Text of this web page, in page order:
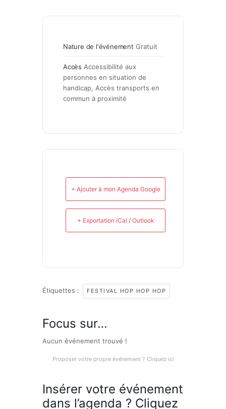
Nature de l'événement Gratuit
Accès Accessibilité aux
personnes en situation de
handicap, Accès transports en
commun à proximité
+ Ajouter à mon Agenda Google
+ Exportation iCal / Outlook
Étiquettes : FESTIVAL HOP HOP HOP
Focus sur…
Aucun événement trouvé !
Proposer votre propre événement ? Cliquez ici
Insérer votre événement
dans l’agenda ? Cliquez